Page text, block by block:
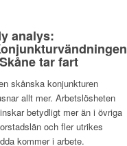
analys:
tar fart
skånska konjunkturen
allt mer. Arbetslösheten
betydligt mer än i övriga
och fler utrikes
kommer i arbete.